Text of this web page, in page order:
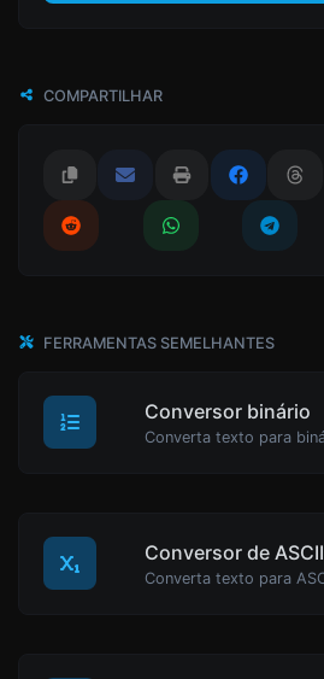
COMPARTILHAR
FERRAMENTAS SEMELHANTES
Conversor binário
Conversor de ASCII